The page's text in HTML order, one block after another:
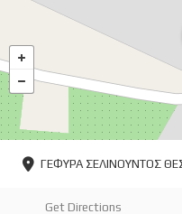
ΓΕΦΥΡΑ ΣΕΛΙΝΟΥΝΤΟΣ
Get Directions